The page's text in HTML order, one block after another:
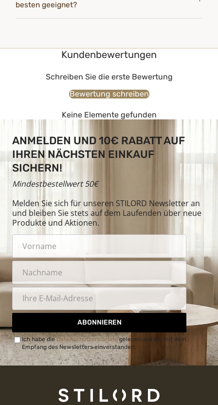
besten geeignet?
Kundenbewertungen
Schreiben Sie die erste Bewertung
Bewertung schreiben
Keine Elemente gefunden
ANMELDEN UND 10€ RABATT AUF
IHREN NÄCHSTEN EINKAUF
SICHERN!
Mindestbestellwert 50€
Melden Sie sich für unseren STILORD Newsletter an
und bleiben Sie stets auf dem Laufenden über neue
Produkte und Aktionen.
ABONNIEREN
Ich habe dieDatenschutzerklärunggelesen und bin mit dem
Empfang des Newsletters einverstanden.